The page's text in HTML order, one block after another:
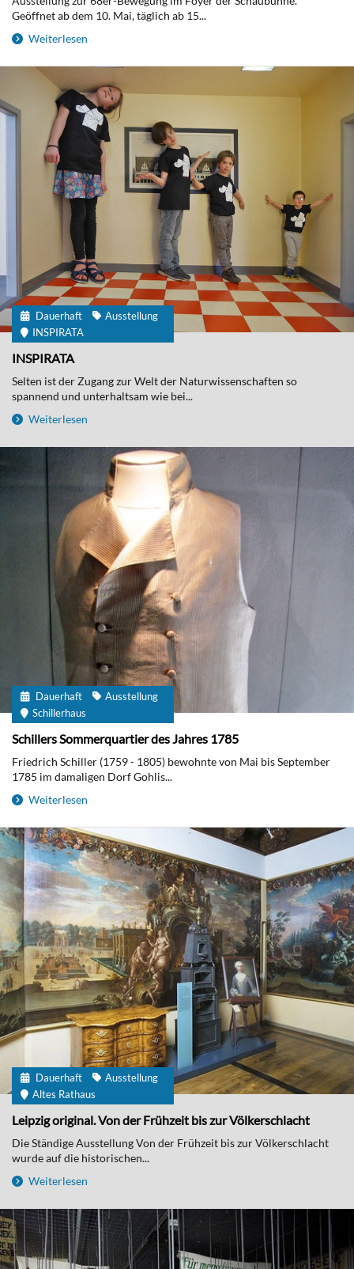
Geöffnet ab dem 10. Mai, täglich ab 15...
Weiterlesen
Dauerhaft
Ausstellung
INSPIRATA
INSPIRATA
Selten ist der Zugang zur Welt der Naturwissenschaften so
spannend und unterhaltsam wie bei...
Weiterlesen
Dauerhaft
Ausstellung
Schillerhaus
Schillers Sommerquartier des Jahres 1785
Friedrich Schiller (1759 - 1805) bewohnte von Mai bis September
1785 im damaligen Dorf Gohlis...
Weiterlesen
Dauerhaft
Ausstellung
Altes Rathaus
Leipzig original. Von der Frühzeit bis zur Völkerschlacht
Die Ständige Ausstellung Von der Frühzeit bis zur Völkerschlacht
wurde auf die historischen...
Weiterlesen